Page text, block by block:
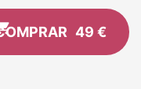
49 €